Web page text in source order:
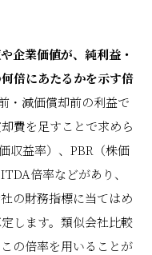
企業価値が、純利益・
倍にあたるかを示す倍
・減価償却前の利益で
費を足すことで求めら
収益率）、PBR（株価
倍率などがあり、
の財務指標に当てはめ
します。類似会社比較
の倍率を用いることが